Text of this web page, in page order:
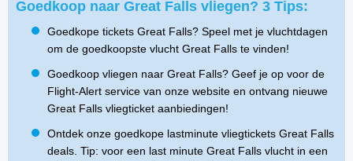
Goedkoop naar Great Falls vliegen? 3 Tips:
Goedkope tickets Great Falls? Speel met je vluchtdagen
om de goedkoopste vlucht Great Falls te vinden!
Goedkoop vliegen naar Great Falls? Geef je op voor de
Flight-Alert service van onze website en ontvang nieuwe
Great Falls vliegticket aanbiedingen!
Ontdek onze goedkope lastminute vliegtickets Great Falls
deals. Tip: voor een last minute Great Falls vlucht in een